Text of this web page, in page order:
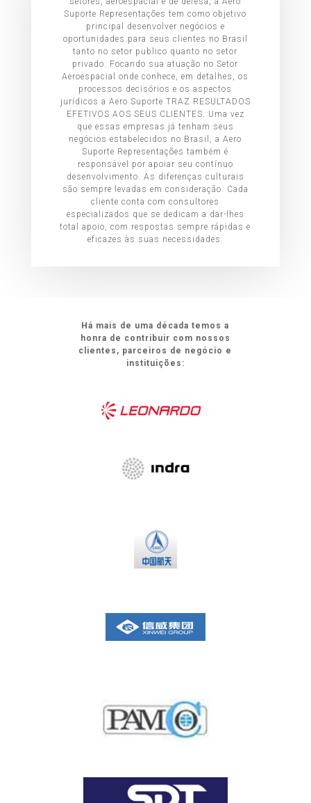
Suporte Representações tem como objetivo
principal desenvolver negócios e
oportunidades para seus clientes no Brasil
tanto no setor publico quanto no setor
privado. Focando sua atuação no Setor
Aeroespacial onde conhece, em detalhes, os
processos decisórios e os aspectos
jurídicos a Aero Suporte TRAZ RESULTADOS
EFETIVOS AOS SEUS CLIENTES. Uma vez
que essas empresas já tenham seus
negócios estabelecidos no Brasil, a Aero
Suporte Representações também é
responsável por apoiar seu contínuo
desenvolvimento. As diferenças culturais
são sempre levadas em consideração. Cada
cliente conta com consultores
especializados que se dedicam a dar-lhes
total apoio, com respostas sempre rápidas e
eficazes às suas necessidades.
Há mais de uma década temos a
honra de contribuir com nossos
clientes, parceiros de negócio e
instituições: